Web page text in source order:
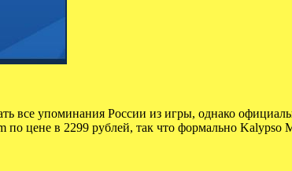
все упоминания России из игры, однако
по цене в 2299 рублей, так что формально